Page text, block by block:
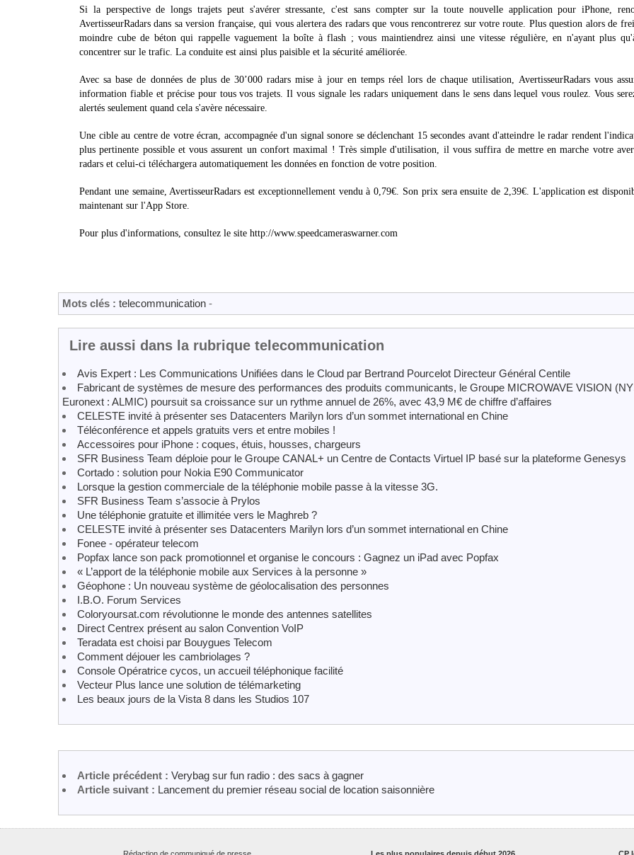
Si la perspective de longs trajets peut s'avérer stressante, c'est sans compter sur la toute nouvelle application pour iPhone,
AvertisseurRadars dans sa version française, qui vous alertera des radars que vous rencontrerez sur votre route. Plus question alors de
moindre cube de béton qui rappelle vaguement la boîte à flash ; vous maintiendrez ainsi une vitesse régulière, en n'ayant plus
concentrer sur le trafic. La conduite est ainsi plus paisible et la sécurité améliorée.
Avec sa base de données de plus de 30’000 radars mise à jour en temps réel lors de chaque utilisation, AvertisseurRadars vous
information fiable et précise pour tous vos trajets. Il vous signale les radars uniquement dans le sens dans lequel vous roulez. Vous
alertés seulement quand cela s'avère nécessaire.
Une cible au centre de votre écran, accompagnée d'un signal sonore se déclenchant 15 secondes avant d'atteindre le radar rendent
plus pertinente possible et vous assurent un confort maximal ! Très simple d'utilisation, il vous suffira de mettre en marche votre
radars et celui-ci téléchargera automatiquement les données en fonction de votre position.
Pendant une semaine, AvertisseurRadars est exceptionnellement vendu à 0,79€. Son prix sera ensuite de 2,39€. L'application est
maintenant sur l'App Store.
Pour plus d'informations, consultez le site http://www.speedcameraswarner.com
Mots clés : telecommunication -
Lire aussi dans la rubrique telecommunication
Avis Expert : Les Communications Unifiées dans le Cloud par Bertrand Pourcelot Directeur Général Centile
Fabricant de systèmes de mesure des performances des produits communicants, le Groupe MICROWAVE VISION
Euronext : ALMIC) poursuit sa croissance sur un rythme annuel de 26%, avec 43,9 M€ de chiffre d’affaires
CELESTE invité à présenter ses Datacenters Marilyn lors d’un sommet international en Chine
Téléconférence et appels gratuits vers et entre mobiles !
Accessoires pour iPhone : coques, étuis, housses, chargeurs
SFR Business Team déploie pour le Groupe CANAL+ un Centre de Contacts Virtuel IP basé sur la plateforme Genesys
Cortado : solution pour Nokia E90 Communicator
Lorsque la gestion commerciale de la téléphonie mobile passe à la vitesse 3G.
SFR Business Team s’associe à Prylos
Une téléphonie gratuite et illimitée vers le Maghreb ?
CELESTE invité à présenter ses Datacenters Marilyn lors d’un sommet international en Chine
Fonee - opérateur telecom
Popfax lance son pack promotionnel et organise le concours : Gagnez un iPad avec Popfax
« L’apport de la téléphonie mobile aux Services à la personne »
Géophone : Un nouveau système de géolocalisation des personnes
I.B.O. Forum Services
Coloryoursat.com révolutionne le monde des antennes satellites
Direct Centrex présent au salon Convention VoIP
Teradata est choisi par Bouygues Telecom
Comment déjouer les cambriolages ?
Console Opératrice cycos, un accueil téléphonique facilité
Vecteur Plus lance une solution de télémarketing
Les beaux jours de la Vista 8 dans les Studios 107
Article précédent : Verybag sur fun radio : des sacs à gagner
Article suivant : Lancement du premier réseau social de location saisonnière